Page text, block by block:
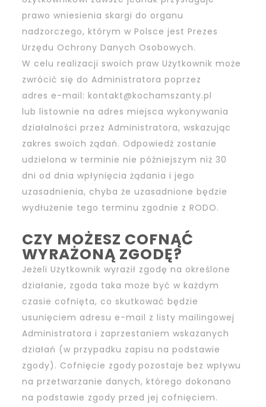
prawo wniesienia skargi do organu
nadzorczego, którym w Polsce jest Prezes
Urzędu Ochrony Danych Osobowych.
W celu realizacji swoich praw Użytkownik może
zwrócić się do Administratora poprzez
adres e-mail:kontakt@kochamszanty.pl
lub listownie na adres miejsca wykonywania
działalności przez Administratora, wskazując
zakres swoich żądań. Odpowiedź zostanie
udzielona w terminie nie późniejszym niż 30
dni od dnia wpłynięcia żądania i jego
uzasadnienia, chyba że uzasadnione będzie
wydłużenie tego terminu zgodnie z RODO.
CZY MOŻESZ COFNĄĆ
WYRAŻONĄ ZGODĘ?
Jeżeli Użytkownik wyraził zgodę na określone
działanie, zgoda taka może być w każdym
czasie cofnięta, co skutkować będzie
usunięciem adresu e-mail z listy mailingowej
Administratora i zaprzestaniem wskazanych
działań (w przypadku zapisu na podstawie
zgody). Cofnięcie zgody pozostaje bez wpływu
na przetwarzanie danych, którego dokonano
na podstawie zgody przed jej cofnięciem.